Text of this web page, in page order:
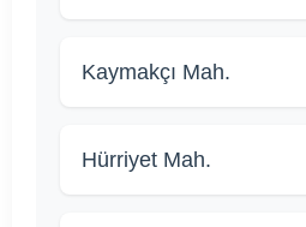
Kaymakçı Mah.
Hürriyet Mah.